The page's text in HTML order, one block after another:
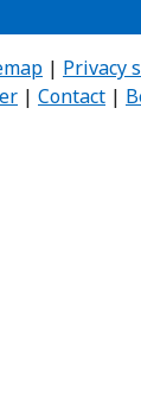
| Privacy
| Contact |